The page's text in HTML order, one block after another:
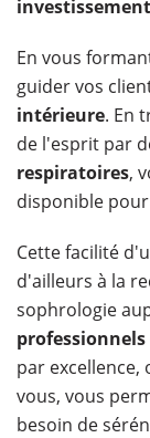
En vous
guider vos
intérieure. En
de l'esprit par
respiratoires,
disponible
Cette facilité
d'ailleurs à la
sophrologie
professionnels
par excellence,
vous, vous
besoin de